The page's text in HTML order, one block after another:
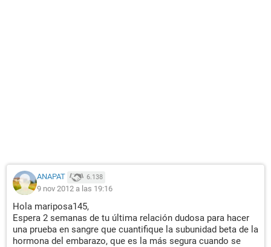
ANAPAT 6.138
9 nov 2012 a las 19:16
Hola mariposa145,
Espera 2 semanas de tu última relación dudosa para hacer
una prueba en sangre que cuantifique la subunidad beta de la
hormona del embarazo, que es la más segura cuando se